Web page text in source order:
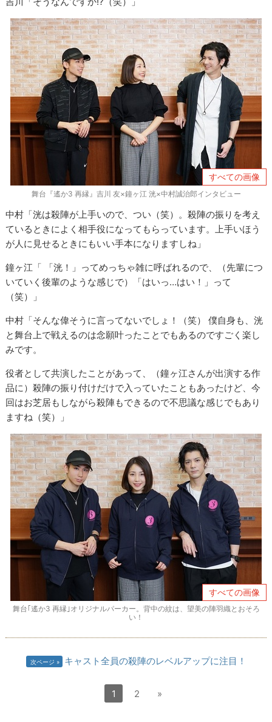
すべての画像
舞台『遙か3 再縁』吉川 友×鐘ヶ江 洸×中村誠治郎インタビュー
中村「洸は殺陣が上手いので、つい（笑）。殺陣の振りを考え
ているときによく相手役になってもらっています。上手いほう
が人に見せるときにもいい手本になりますしね」
鐘ヶ江「 「洸！」ってめっちゃ雑に呼ばれるので、（先輩につ
いていく後輩のような感じで）「はいっ…はい！」って
（笑）」
中村「そんな偉そうに言ってないでしょ！（笑） 僕自身も、洸
と舞台上で戦えるのは念願叶ったことでもあるのですごく楽し
みです。
役者として共演したことがあって、（鐘ヶ江さんが出演する作
品に）殺陣の振り付けだけで入っていたこともあったけど、今
回はお芝居もしながら殺陣もできるので不思議な感じでもあり
ますね（笑）」
すべての画像
舞台｢遙か3 再縁｣オリジナルパーカー。背中の紋は、望美の陣羽織とおそろ
い！
次ページ キャスト全員の殺陣のレベルアップに注目！
1 2 »